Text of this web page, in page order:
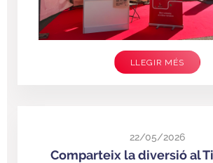
LLEGIR MÉS
22/05/2026
Comparteix la diversió al